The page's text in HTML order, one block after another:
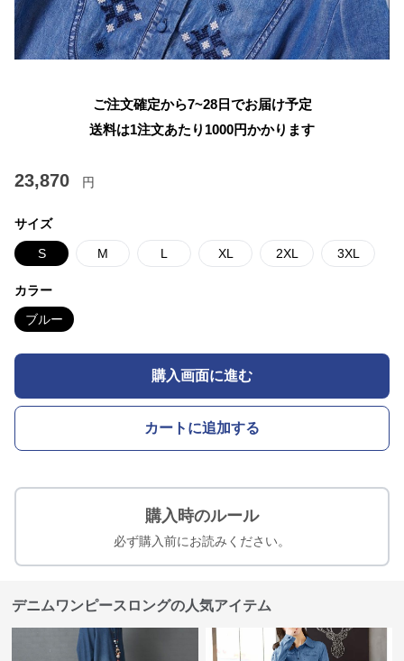
ご注文確定から7~28日でお届け予定
送料は1注文あたり 1000円かかります
23,870 円
サイズ
S M L XL 2XL 3XL
カラー
ブルー
購入画面に進む
カートに追加する
購入時のルール
必ず購入前にお読みください。
デニムワンピースロングの人気アイテム